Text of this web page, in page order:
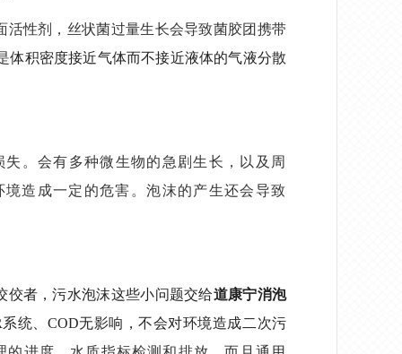
性剂，丝状菌过量生长会导致菌胶团携带
体积密度接近气体而不接近液体的气液分散
失。会有多种微生物的急剧生长，以及周
境造成一定的危害。泡沫的产生还会导致
佼者，污水泡沫这些小问题交给道康宁消泡
统、COD无影响，不会对环境造成二次污